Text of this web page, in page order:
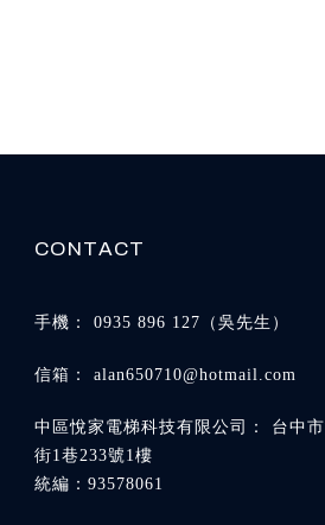
0935 896 127
alan650710@hotmail.com
台中
街1巷233號1樓